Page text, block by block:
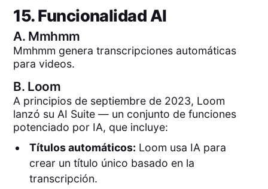
15. Funcionalidad AI
A. Mmhmm
Mmhmm genera transcripciones automáticas
para videos.
B. Loom
A principios de septiembre de 2023, Loom
lanzó su AI Suite — un conjunto de funciones
potenciado por IA, que incluye:
Títulos automáticos: Loom usa IA para
crear un título único basado en la
transcripción.